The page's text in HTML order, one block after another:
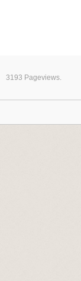
3193 Pageviews.